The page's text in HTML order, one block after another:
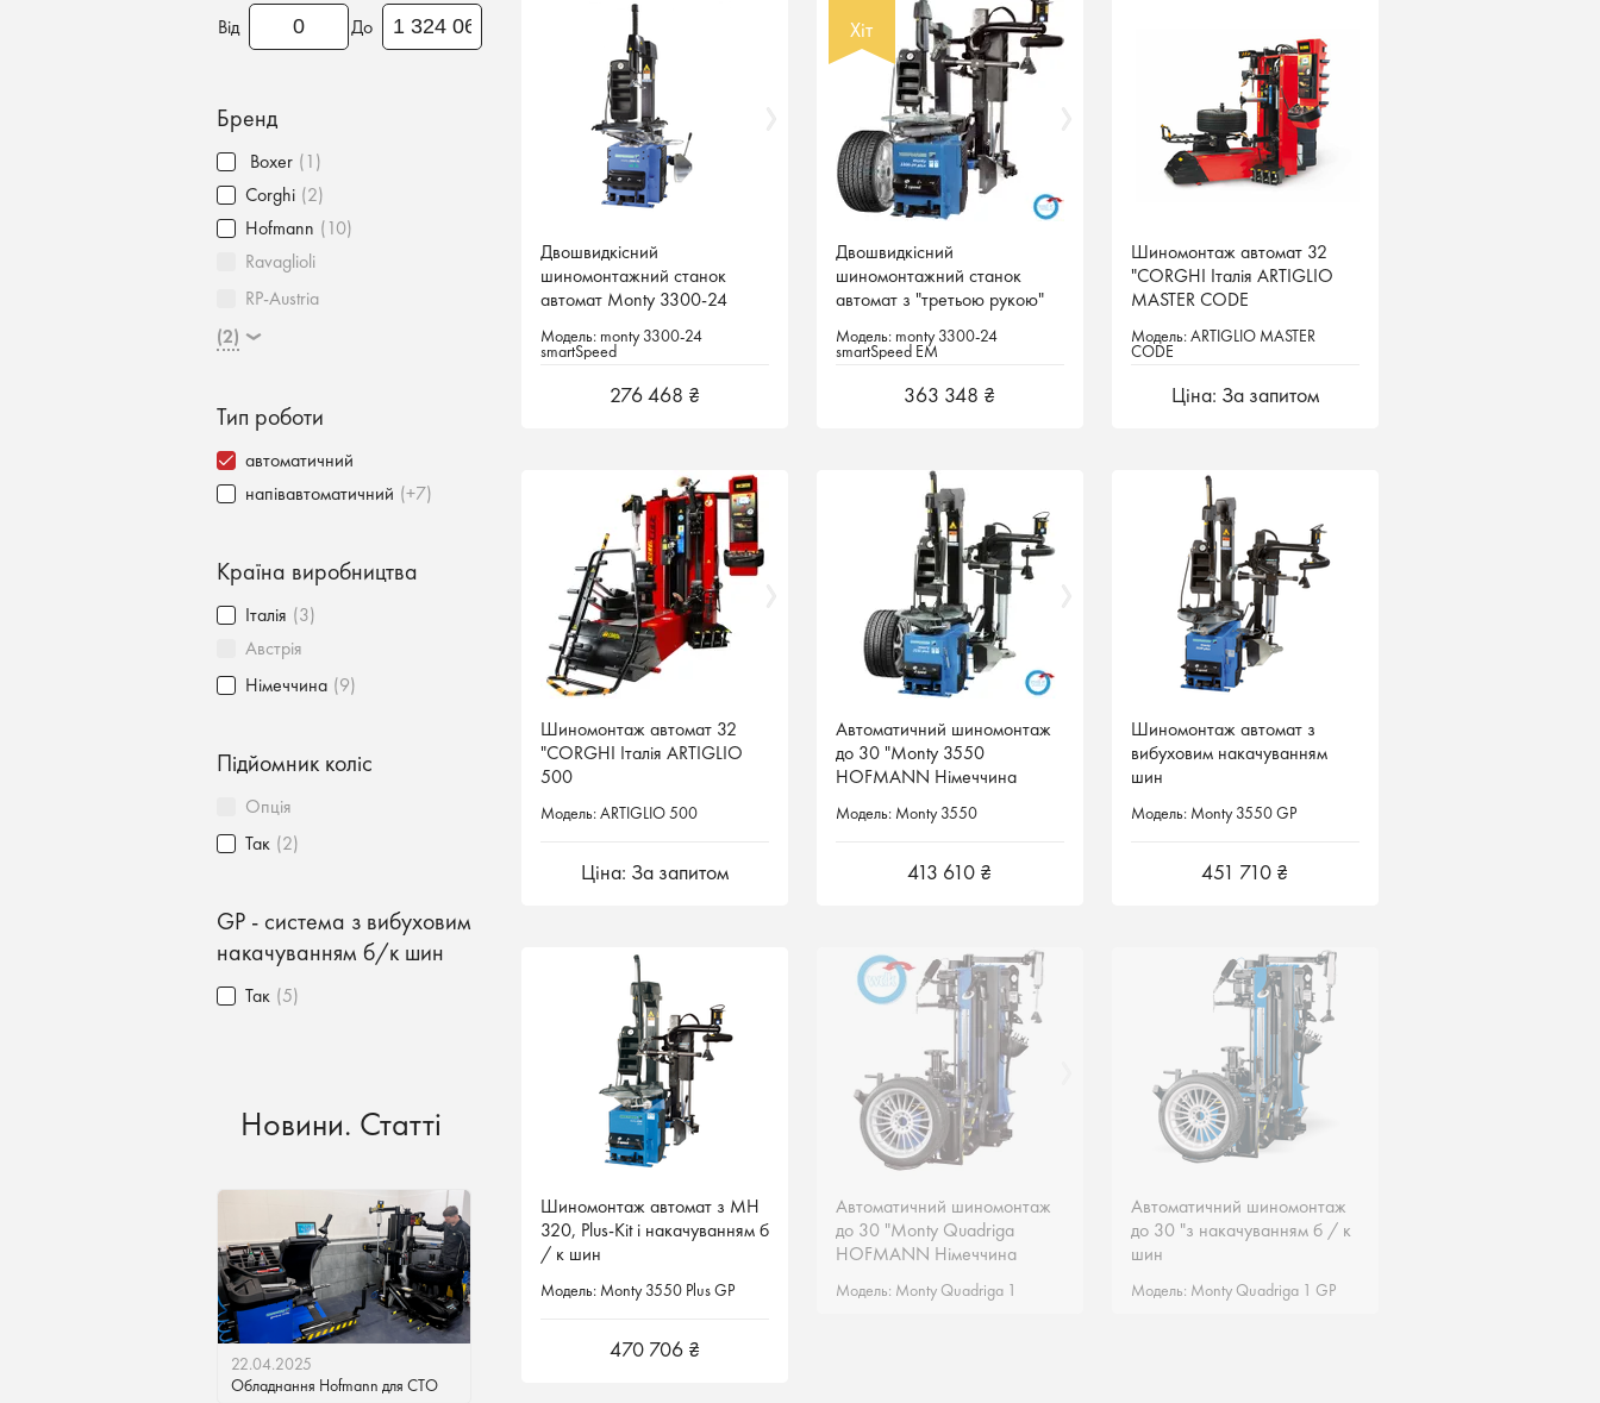
Від До
Бренд
Boxer (1)
Corghi (2)
Hofmann (10)
Ravaglioli
RP-Austria
(2)
Тип роботи
автоматичний
напівавтоматичний (+7)
Країна виробництва
Італія (3)
Австрія
Німеччина (9)
Підйомник коліс
Опція
Так (2)
GP - система з вибуховим
накачуванням б/к шин
Так (5)
Новини. Статті
22.04.2025
Обладнання Hofmann для СТО
Двошвидкісний
шиномонтажний станок
автомат Monty 3300-24
Модель: monty 3300-24
smartSpeed
276 468 ₴
Двошвидкісний
шиномонтажний станок
автомат Monty 3300-24
Модель: monty 3300-24
smartSpeed
276 468 ₴
Хіт
Двошвидкісний
шиномонтажний станок
автомат з "третьою рукою"
EM HOFMANN Німеччина
Модель: monty 3300-24
smartSpeed EM
363 348 ₴
Хіт
Двошвидкісний
шиномонтажний станок
автомат з "третьою рукою"
EM HOFMANN Німеччина
Модель: monty 3300-24
smartSpeed EM
363 348 ₴
Шиномонтаж автомат 32
"CORGHI Італія ARTIGLIO
MASTER CODE
Модель: ARTIGLIO MASTER
CODE
Ціна: За запитом
Шиномонтаж автомат 32
"CORGHI Італія ARTIGLIO
MASTER CODE
Модель: ARTIGLIO MASTER
CODE
Ціна: За запитом
Шиномонтаж автомат 32
"CORGHI Італія ARTIGLIO
500
Модель: ARTIGLIO 500
Ціна: За запитом
Шиномонтаж автомат 32
"CORGHI Італія ARTIGLIO
500
Модель: ARTIGLIO 500
Ціна: За запитом
Автоматичний шиномонтаж
до 30 "Monty 3550
HOFMANN Німеччина
Модель: Monty 3550
413 610 ₴
Автоматичний шиномонтаж
до 30 "Monty 3550
HOFMANN Німеччина
Модель: Monty 3550
413 610 ₴
Шиномонтаж автомат з
вибуховим накачуванням
шин
Модель: Monty 3550 GP
451 710 ₴
Шиномонтаж автомат з
вибуховим накачуванням
шин
Модель: Monty 3550 GP
451 710 ₴
Шиномонтаж автомат з MH
320, Plus-Kit і накачуванням б
/ к шин
Модель: Monty 3550 Plus GP
470 706 ₴
Шиномонтаж автомат з MH
320, Plus-Kit і накачуванням б
/ к шин
Модель: Monty 3550 Plus GP
470 706 ₴
Автоматичний шиномонтаж
до 30 "Monty Quadriga
HOFMANN Німеччина
Модель: Monty Quadriga 1
Автоматичний шиномонтаж
до 30 "Monty Quadriga
HOFMANN Німеччина
Модель: Monty Quadriga 1
Автоматичний шиномонтаж
до 30 "з накачуванням б / к
шин
Модель: Monty Quadriga 1 GP
Автоматичний шиномонтаж
до 30 "з накачуванням б / к
шин
Модель: Monty Quadriga 1 GP